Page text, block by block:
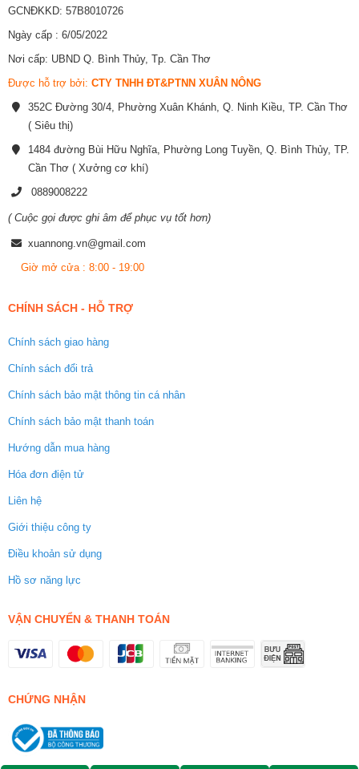
GCNĐKKD: 57B8010726
Ngày cấp : 6/05/2022
Nơi cấp: UBND Q. Bình Thủy, Tp. Cần Thơ
Được hỗ trợ bởi: CTY TNHH ĐT&PTNN XUÂN NÔNG
352C Đường 30/4, Phường Xuân Khánh, Q. Ninh Kiều, TP. Cần Thơ
( Siêu thị)
1484 đường Bùi Hữu Nghĩa, Phường Long Tuyền, Q. Bình Thủy, TP.
Cần Thơ ( Xưởng cơ khí)
0889008222
( Cuộc gọi được ghi âm để phục vụ tốt hơn)
xuannong.vn@gmail.com
Giờ mở cửa : 8:00 - 19:00
CHÍNH SÁCH - HỖ TRỢ
Chính sách giao hàng
Chính sách đổi trả
Chính sách bảo mật thông tin cá nhân
Chính sách bảo mật thanh toán
Hướng dẫn mua hàng
Hóa đơn điện tử
Liên hệ
Giới thiệu công ty
Điều khoản sử dụng
Hồ sơ năng lực
VẬN CHUYỂN & THANH TOÁN
CHỨNG NHẬN